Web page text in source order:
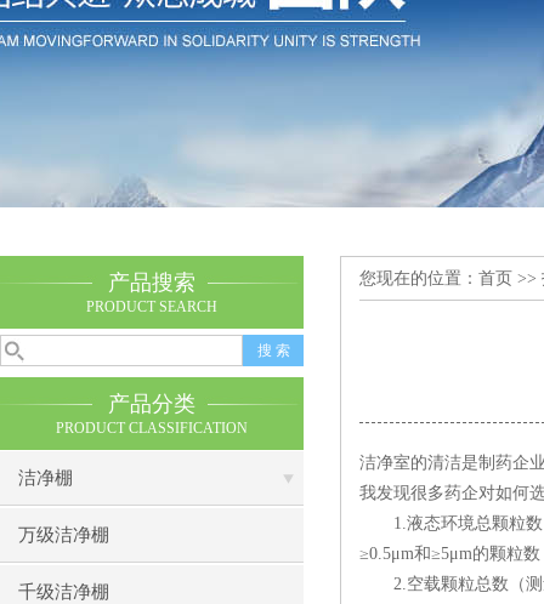
产品搜索
PRODUCT SEARCH
产品分类
PRODUCT CLASSIFICATION
洁净棚
万级洁净棚
千级洁净棚
您现在的位置： 首页 >>
洁净室的清洁是制药企
我发现很多药企对如何
1.液态环境总颗粒数
≥0.5μm和≥5μm的颗粒
2.空载颗粒总数（测